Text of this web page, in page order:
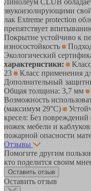
звукоизолирующими
лак Extreme protection
препятствует
Покрытие устойчиво к
износостойкость
Экологический
характеристики:
23
Класс применения
Дополнительный
Общая толщина: 3,7 мм
Возможность
(максимум 29°C)
кресел: Без повреждений
ножек мебели и
пожарной опасности
Отзывы
Помогите другим
кто поделится своим
Оставить отзыв
Оставить отзыв